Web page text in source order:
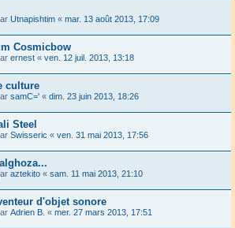
Utnapishtim « mar. 13 août 2013, 17:09
Cosmicbow
ernest « ven. 12 juil. 2013, 13:18
culture
samC=' « dim. 23 juin 2013, 18:26
Steel
Swisseric « ven. 31 mai 2013, 17:56
aztekito « sam. 11 mai 2013, 21:10
d'objet sonore
Adrien B. « mer. 27 mars 2013, 17:51